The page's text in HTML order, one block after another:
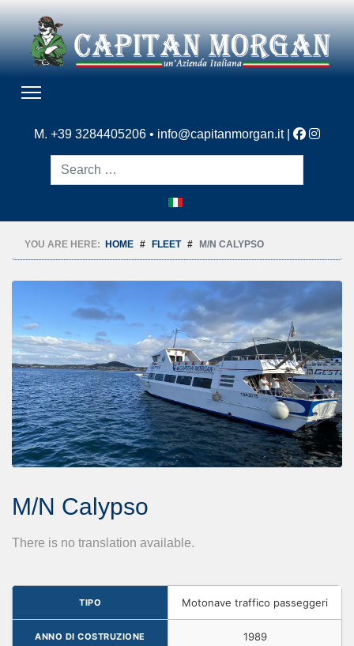
M. +39 3284405206 • info@capitanmorgan.it|
YOU ARE HERE: HOME FLEET M/N CALYPSO
M/N Calypso
There is no translation available.
TIPO Motonave traffico passeggeri
ANNO DI COSTRUZIONE 1989